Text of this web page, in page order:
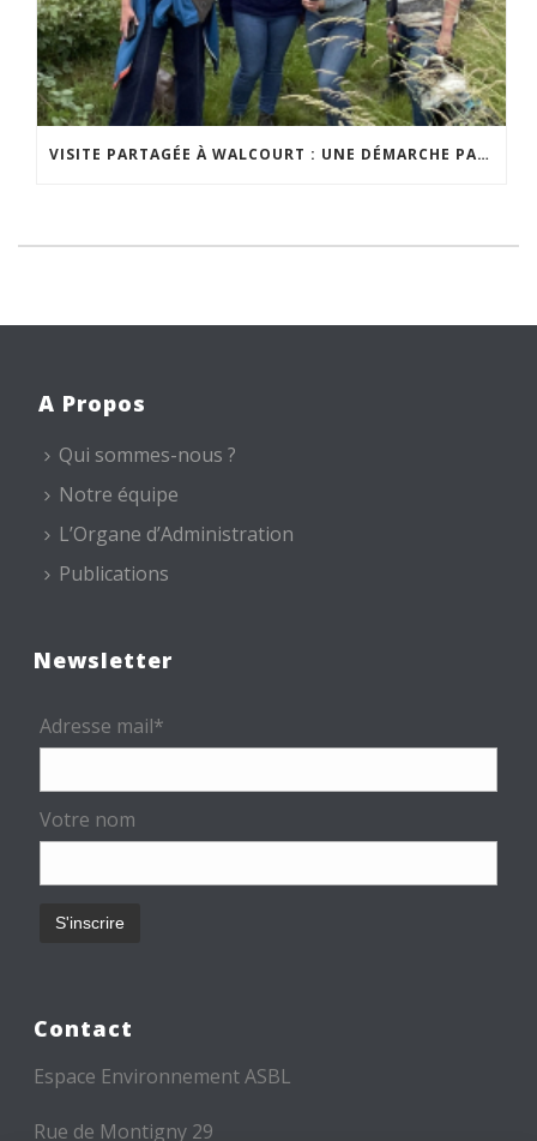
VISITE PARTAGÉE À WALCOURT : UNE DÉMARCHE PARTICIPATIVE ANIMÉE PAR ESPACE ENVIRONNEMENT
A Propos
Qui sommes-nous ?
Notre équipe
L’Organe d’Administration
Publications
Newsletter
Adresse mail*
Votre nom
Contact
Espace Environnement ASBL
Rue de Montigny 29